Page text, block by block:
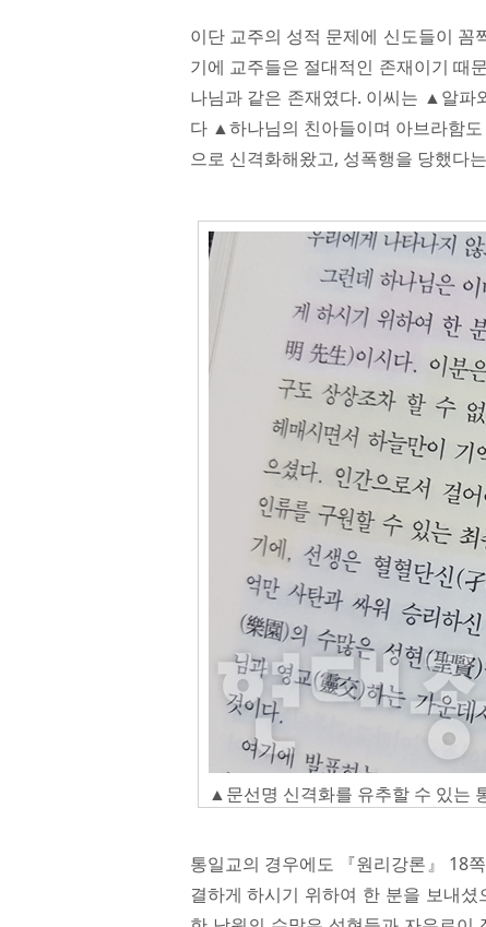
이단 교주의 성적 문제에 신도들이
기에 교주들은 절대적인 존재이기 때
나님과 같은 존재였다. 이씨는 ▲알파
다 ▲하나님의 친아들이며 아브라함
으로 신격화해왔고, 성폭행을 당했다
▲문선명 신격화를 유추할 수 있는
통일교의 경우에도 『원리강론』 18
결하게 하시기 위하여 한 분을 보내